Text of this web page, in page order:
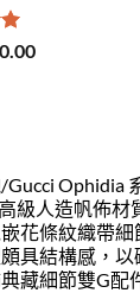
Gucci Ophidia
級人造帆佈
花條紋織帶
具結構感，
藏細節雙G配